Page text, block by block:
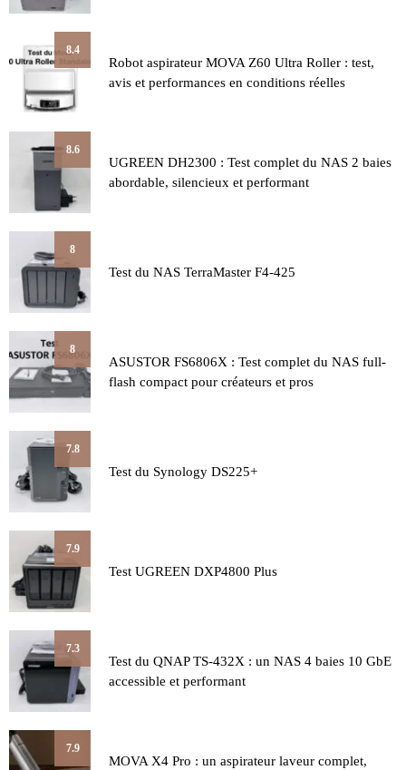
8.4
Robot aspirateur MOVA Z60 Ultra Roller : test,
avis et performances en conditions réelles
8.6
UGREEN DH2300 : Test complet du NAS 2 baies
abordable, silencieux et performant
8
Test du NAS TerraMaster F4-425
8
ASUSTOR FS6806X : Test complet du NAS full-
flash compact pour créateurs et pros
7.8
Test du Synology DS225+
7.9
Test UGREEN DXP4800 Plus
7.3
Test du QNAP TS-432X : un NAS 4 baies 10 GbE
accessible et performant
7.9
MOVA X4 Pro : un aspirateur laveur complet,